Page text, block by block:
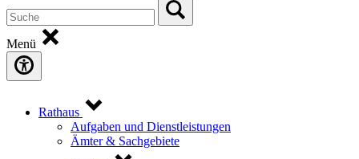
Menü
Rathaus
Aufgaben und Dienstleistungen
Ämter & Sachgebiete